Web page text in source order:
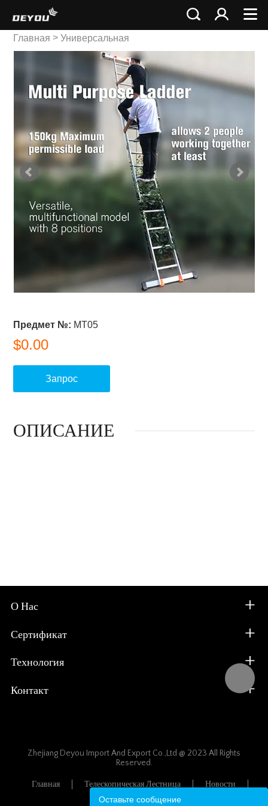
Главная >Универсальная
лестница>Универсальная
Предмет №: MT05
$0.00
Запрос
ОПИСАНИЕ
О Нас
Сертификат
Технология
Контакт
Zhejiang Deyou Import And Export Co.,Ltd @ 2023 All Rights
Reserved.
Главная Телескопическая Лестница
Новости
Карта Сайта
Оставьте сообщение